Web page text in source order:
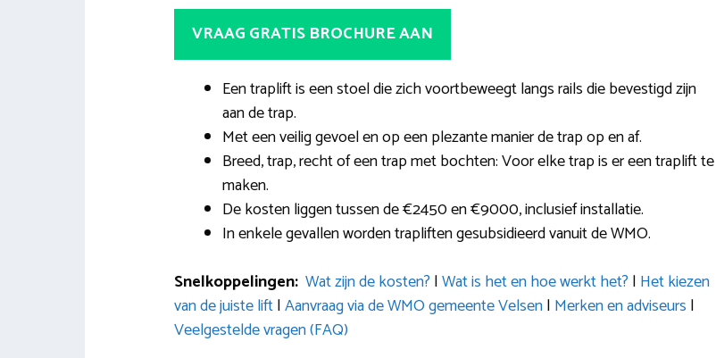
VRAAG GRATIS BROCHURE AAN
Een traplift is een stoel die zich voortbeweegt langs rails die bevestigd zijn
aan de trap.
Met een veilig gevoel en op een plezante manier de trap op en af.
Breed, trap, recht of een trap met bochten: Voor elke trap is er een traplift te
maken.
De kosten liggen tussen de €2450 en €9000, inclusief installatie.
In enkele gevallen worden trapliften gesubsidieerd vanuit de WMO.
Snelkoppelingen: Wat zijn de kosten? |Wat is het en hoe werkt het? | Het kiezen
van de juiste lift|Aanvraag via de WMO gemeente Velsen| Merken en adviseurs |
Veelgestelde vragen (FAQ)